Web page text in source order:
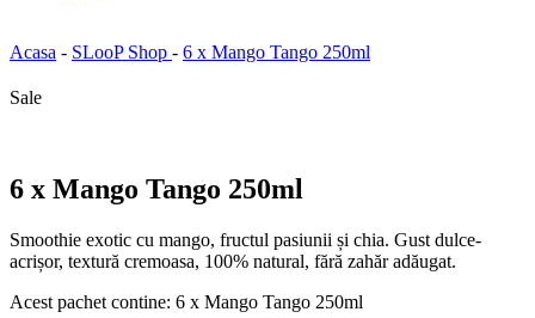
Acasa - SLooP Shop - 6 x Mango Tango 250ml
Sale
6 x Mango Tango 250ml
Smoothie exotic cu mango, fructul pasiunii și chia. Gust dulce-
acrișor, textură cremoasa, 100% natural, fără zahăr adăugat.
Acest pachet contine: 6 x Mango Tango 250ml